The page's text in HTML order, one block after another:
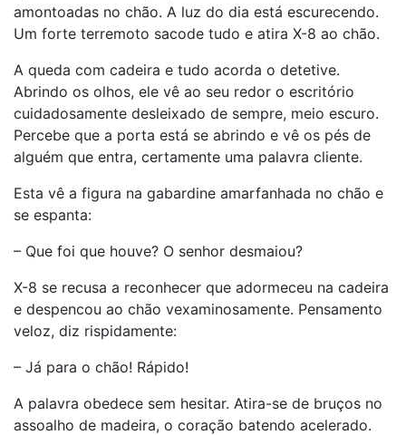
amontoadas no chão. A luz do dia está escurecendo.
Um forte terremoto sacode tudo e atira X-8 ao chão.
A queda com cadeira e tudo acorda o detetive.
Abrindo os olhos, ele vê ao seu redor o escritório
cuidadosamente desleixado de sempre, meio escuro.
Percebe que a porta está se abrindo e vê os pés de
alguém que entra, certamente uma palavra cliente.
Esta vê a figura na gabardine amarfanhada no chão e
se espanta:
– Que foi que houve? O senhor desmaiou?
X-8 se recusa a reconhecer que adormeceu na cadeira
e despencou ao chão vexaminosamente. Pensamento
veloz, diz rispidamente:
– Já para o chão! Rápido!
A palavra obedece sem hesitar. Atira-se de bruços no
assoalho de madeira, o coração batendo acelerado.